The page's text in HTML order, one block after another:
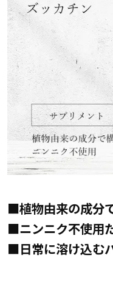
■植物由来の成分
■ニンニク不使用
■日常に溶け込む